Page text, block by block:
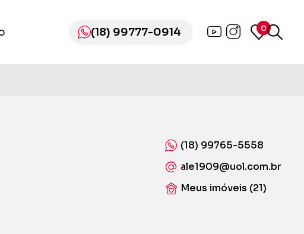
(18) 99777-0914 0
(18) 99777-0914 0
(18) 99765-5558
ale1909@uol.com.br
Meus imóveis (21)